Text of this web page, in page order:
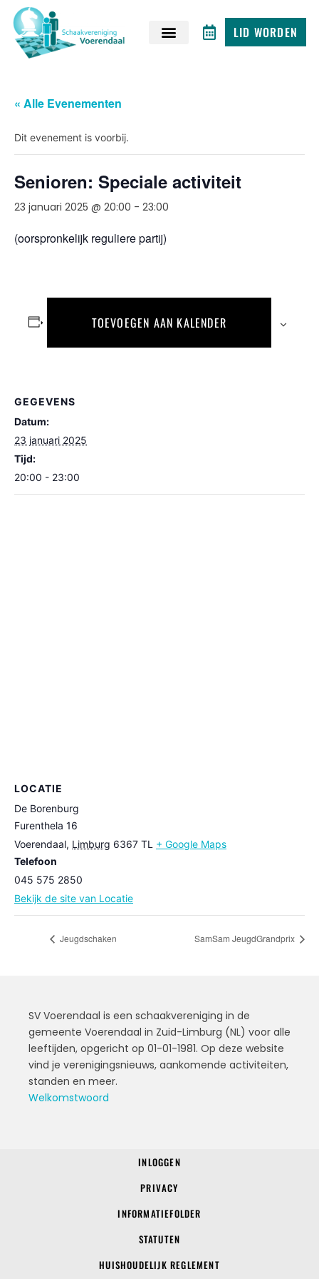
LID WORDEN
« Alle Evenementen
Dit evenement is voorbij.
Senioren: Speciale activiteit
23 januari 2025 @ 20:00 - 23:00
(oorspronkelijk reguliere partij)
TOEVOEGEN AAN KALENDER
GEGEVENS
Datum:
23 januari 2025
Tijd:
20:00 - 23:00
LOCATIE
De Borenburg
Furenthela 16
Voerendaal, Limburg 6367 TL + Google Maps
Telefoon
045 575 2850
Bekijk de site van Locatie
Jeugdschaken SamSam JeugdGrandprix
SV Voerendaal is een schaakvereniging in de
gemeente Voerendaal in Zuid-Limburg (NL) voor alle
leeftijden, opgericht op 01-01-1981. Op deze website
vind je verenigingsnieuws, aankomende activiteiten,
standen en meer.
Welkomstwoord
INLOGGEN
PRIVACY
INFORMATIEFOLDER
STATUTEN
HUISHOUDELIJK REGLEMENT
© 2022 SV Voerendaal